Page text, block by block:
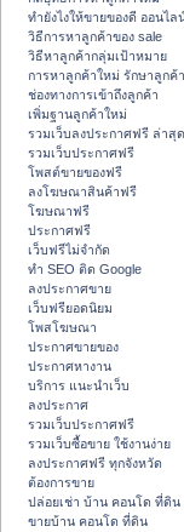
ทํายังไงให้ขายของดี ออนไล
วิธีการหาลูกค้าของ sale
วิธีหาลูกค้ากลุ่มเป้าหมาย
การหาลูกค้าใหม่ รักษาลูกค้า
ช่องทางการเข้าถึงลูกค้า
เพิ่มฐานลูกค้าใหม่
รวมเว็บลงประกาศฟรี ล่าสุด
รวมเว็บประกาศฟรี
โพสต์ขายของฟรี
ลงโฆษณาสินค้าฟรี
โฆษณาฟรี
ประกาศฟรี
เว็บฟรีไม่จำกัด
ทำ SEO ติด Google
ลงประกาศขาย
เว็บฟรียอดนิยม
โพสโฆษณา
ประกาศขายของ
ประกาศหางาน
บริการ แนะนำเว็บ
ลงประกาศ
รวมเว็บประกาศฟรี
รวมเว็บซื้อขาย ใช้งานง่าย
ลงประกาศฟรี ทุกจังหวัด
ต้องการขาย
ปล่อยเช่า บ้าน คอนโด ที่ดิน
ขายบ้าน คอนโด ที่ดิน